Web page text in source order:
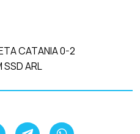
CATANIA 0-2
ARL